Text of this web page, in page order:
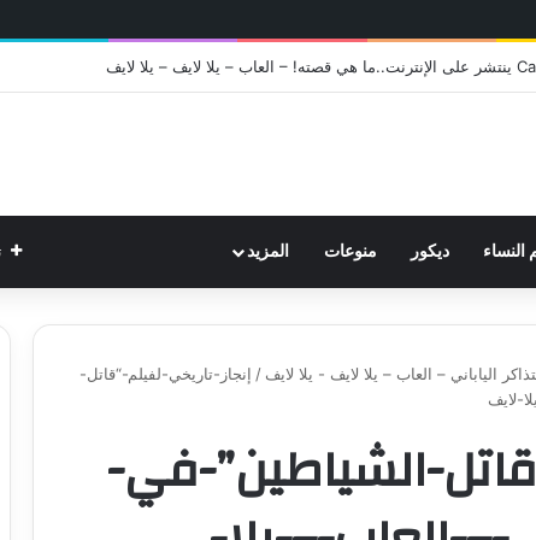
النساء ديكور منوعات المزيد
الياباني – العاب – يلا لايف - يلا لايف / إنجاز-تاريخي-لفيلم-“قاتل-
لايف
الشياطين”-في-